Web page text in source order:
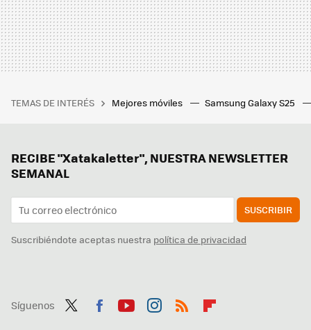
TEMAS DE INTERÉS Mejores móviles Samsung Galaxy S25
RECIBE "Xatakaletter", NUESTRA NEWSLETTER
SEMANAL
SUSCRIBIR
Suscribiéndote aceptas nuestra política de privacidad
Síguenos